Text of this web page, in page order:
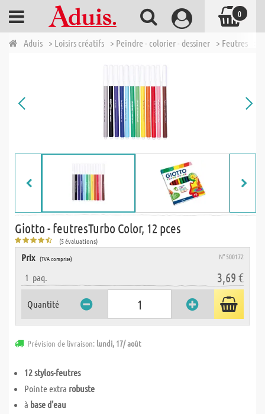
Aduis > Loisirs créatifs > Peindre - colorier - dessiner > Feutres
Giotto - feutresTurbo Color, 12 pces
(5 évaluations)
Prix (TVA comprise) N° 500172
1 paq. 3,69 €
Quantité
Prévision de livraison: lundi, 17/ août
12 stylos-feutres
Pointe extra robuste
à base d'eau
0